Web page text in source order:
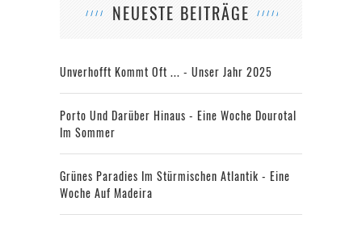
NEUESTE BEITRÄGE
Unverhofft Kommt Oft ... - Unser Jahr 2025
Porto Und Darüber Hinaus - Eine Woche Dourotal
Im Sommer
Grünes Paradies Im Stürmischen Atlantik - Eine
Woche Auf Madeira